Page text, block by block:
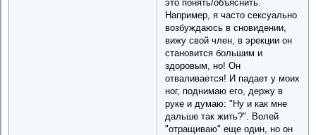
это понять/объяснить.
Например, я часто сексуально
возбуждаюсь в сновидении,
вижу свой член, в эрекции он
становится большим и
здоровым, но! Он
отваливается! И падает у моих
ног, поднимаю его, держу в
руке и думаю: "Ну и как мне
дальше так жить?". Волей
"отращиваю" еще один, но он